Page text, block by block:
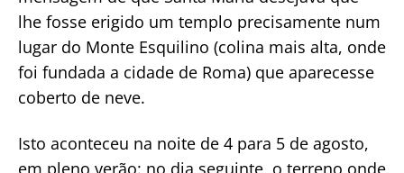
lhe fosse erigido um templo precisamente num
lugar do Monte Esquilino (colina mais alta, onde
foi fundada a cidade de Roma) que aparecesse
coberto de neve.
Isto aconteceu na noite de 4 para 5 de agosto,
em pleno verão: no dia seguinte, o terreno onde